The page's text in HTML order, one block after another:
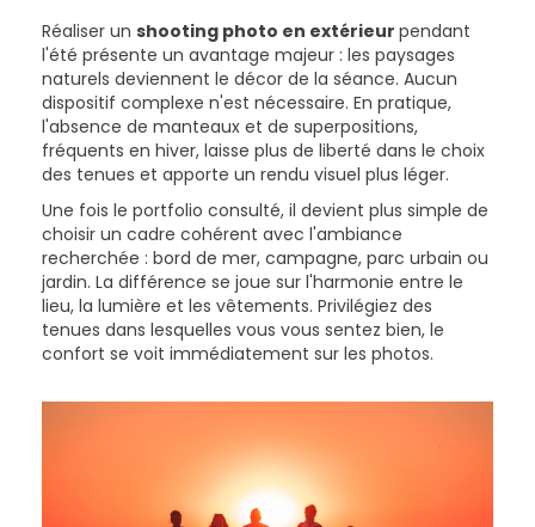
Réaliser un shooting photo en extérieur pendant
l'été présente un avantage majeur : les paysages
naturels deviennent le décor de la séance. Aucun
dispositif complexe n'est nécessaire. En pratique,
l'absence de manteaux et de superpositions,
fréquents en hiver, laisse plus de liberté dans le choix
des tenues et apporte un rendu visuel plus léger.
Une fois le portfolio consulté, il devient plus simple de
choisir un cadre cohérent avec l'ambiance
recherchée : bord de mer, campagne, parc urbain ou
jardin. La différence se joue sur l'harmonie entre le
lieu, la lumière et les vêtements. Privilégiez des
tenues dans lesquelles vous vous sentez bien, le
confort se voit immédiatement sur les photos.